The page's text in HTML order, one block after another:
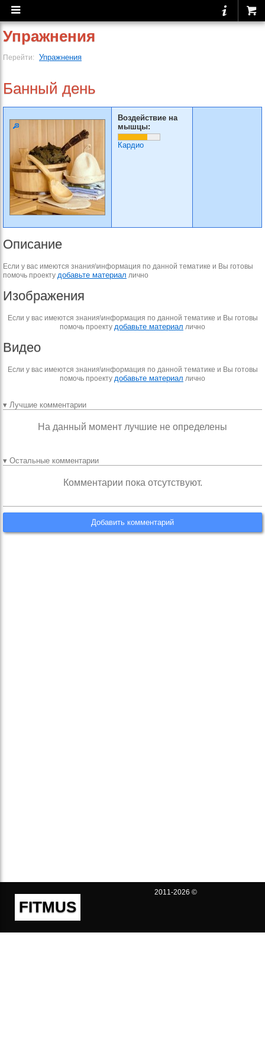
Упражнения
Перейти: Упражнения
Банный день
Воздействие на
мышцы:
Кардио
Описание
Если у вас имеются знания\информация по данной тематике и Вы готовы
помочь проекту добавьте материал лично
Изображения
Если у вас имеются знания\информация по данной тематике и Вы готовы
помочь проекту добавьте материал лично
Видео
Если у вас имеются знания\информация по данной тематике и Вы готовы
помочь проекту добавьте материал лично
▾ Лучшие комментарии
На данный момент лучшие не определены
▾ Остальные комментарии
Комментарии пока отсутствуют.
Добавить комментарий
FITMUS
2011-2026 ©